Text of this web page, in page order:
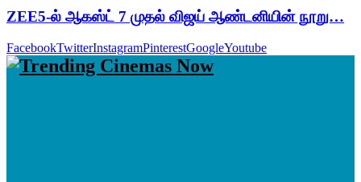
ZEE5-ல் ஆகஸ்ட் 7 முதல் விஜய் ஆண்டனியின் நூறு…
FacebookTwitterInstagramPinterestGoogleYoutube